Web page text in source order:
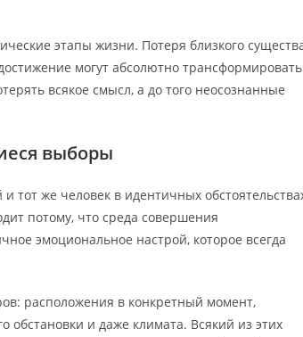
этапы жизни. Потеря близкого
могут абсолютно трансформировать
всякое смысл, а до того неосознанные
выборы
тот же человек в идентичных
потому, что среда совершения
эмоциональное настрой, которое всегда
расположения в конкретный момент,
обстановки и даже климата. Всякий из этих